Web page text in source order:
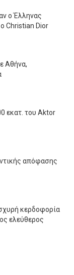
ο Έλληνας
Christian Dior
Αθήνα,
εκατ. του Aktor
απόφασης
κερδοφορία
ελεύθερος